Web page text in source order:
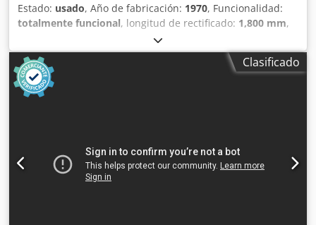
Estado: usado, Año de fabricación: 1970, Funcionalidad:
totalmente funcional, longitud de rectificado: 1,800 mm,
, longitud de la mesa:
ancho de la mesa:350 mm, ¡¡¡VENTA EN LOCALIZACIÓN D-
74219 MÖCKMÜHL Rectificadora plana BLOHM HFS 12 Año
de fabricación: 1970 Longitud de rectificado: 1800 mm
Ancho de rectificado: 400 mm Djdpfx Aezamf Esigokr
inspeccionarse bajo tensión en cualquier momento.
Clasificado